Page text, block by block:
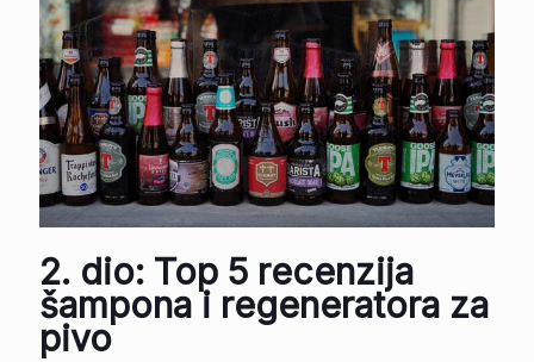
2. dio: Top 5 recenzija
šampona i regeneratora za
pivo